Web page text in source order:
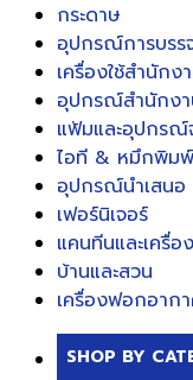
กระดาษ
อุปกรณ์การบรร
เครื่องใช้สำนักง
อุปกรณ์สำนักง
แฟ้มและอุปกรณ์
ไอที & หมึกพิมพ์
อุปกรณ์นำเสนอ
เฟอร์นิเจอร์
แคนทีนและเครื่อ
บ้านและสวน
เครื่องฟอกอาก
SHOP BY